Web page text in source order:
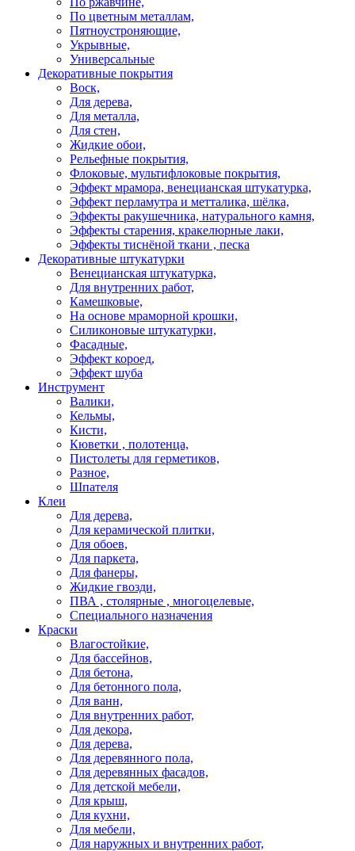
По цветным металлам,
Пятноустроняющие,
Укрывные,
Универсальные
Декоративные покрытия
Воск,
Для дерева,
Для металла,
Для стен,
Жидкие обои,
Рельефные покрытия,
Флоковые, мультифлоковые покрытия,
Эффект мрамора, венецианская штукатурка,
Эффект перламутра и метталика, шёлка,
Эффекты ракушечника, натурального камня,
Эффекты старения, кракелюрные лаки,
Эффекты тиснёной ткани , песка
Декоративные штукатурки
Венецианская штукатурка,
Для внутренних работ,
Камешковые,
На основе мраморной крошки,
Силиконовые штукатурки,
Фасадные,
Эффект короед,
Эффект шуба
Инструмент
Валики,
Кельмы,
Кисти,
Кюветки , полотенца,
Пистолеты для герметиков,
Разное,
Шпателя
Клеи
Для дерева,
Для керамической плитки,
Для обоев,
Для паркета,
Для фанеры,
Жидкие гвозди,
ПВА , столярные , многоцелевые,
Специального назначения
Краски
Влагостойкие,
Для бассейнов,
Для бетона,
Для бетонного пола,
Для ванн,
Для внутренних работ,
Для декора,
Для дерева,
Для деревянного пола,
Для деревянных фасадов,
Для детской мебели,
Для крыш,
Для кухни,
Для мебели,
Для наружных и внутренних работ,